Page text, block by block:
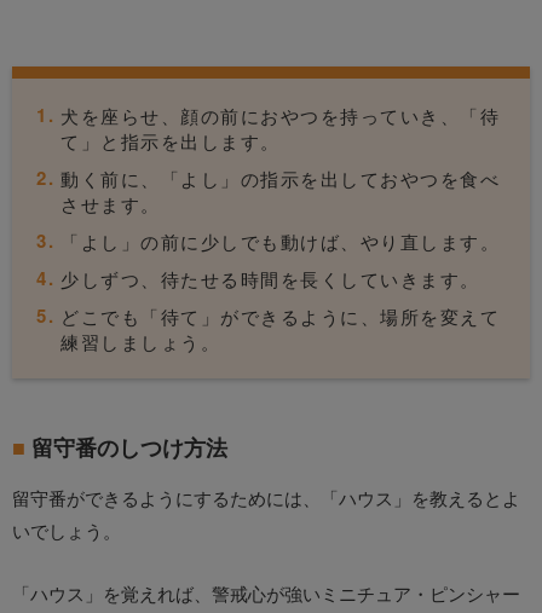
犬を座らせ、顔の前におやつを持っていき、「待
て」と指示を出します。
動く前に、「よし」の指示を出しておやつを食べ
させます。
「よし」の前に少しでも動けば、やり直します。
少しずつ、待たせる時間を長くしていきます。
どこでも「待て」ができるように、場所を変えて
練習しましょう。
留守番のしつけ方法
留守番ができるようにするためには、「ハウス」を教えるとよ
いでしょう。
「ハウス」を覚えれば、警戒心が強いミニチュア・ピンシャー